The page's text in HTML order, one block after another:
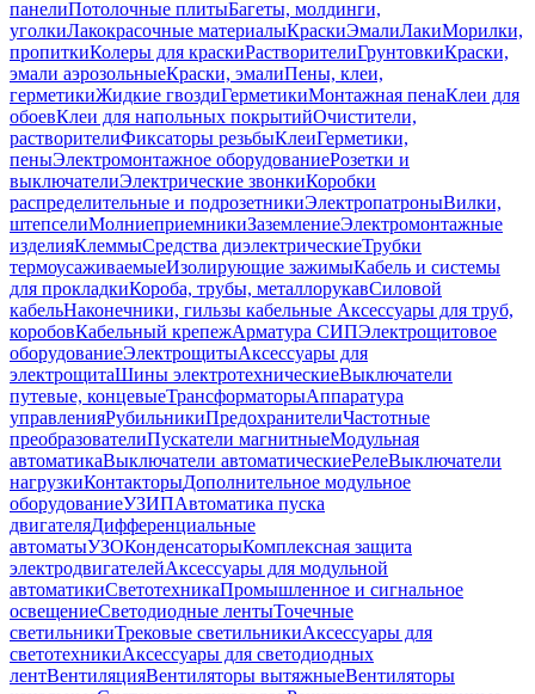
панелиПотолочные плитыБагеты, молдинги,
уголкиЛакокрасочные материалыКраскиЭмалиЛакиМорилки,
пропиткиКолеры для краскиРастворителиГрунтовкиКраски,
эмали аэрозольныеКраски, эмалиПены, клеи,
герметикиЖидкие гвоздиГерметикиМонтажная пенаКлеи для
обоевКлеи для напольных покрытийОчистители,
растворителиФиксаторы резьбыКлеиГерметики,
пеныЭлектромонтажное оборудованиеРозетки и
выключателиЭлектрические звонкиКоробки
распределительные и подрозетникиЭлектропатроныВилки,
штепселиМолниеприемникиЗаземлениеЭлектромонтажные
изделияКлеммыСредства диэлектрическиеТрубки
термоусаживаемыеИзолирующие зажимыКабель и системы
для прокладкиКороба, трубы, металлорукавСиловой
кабельНаконечники, гильзы кабельные Аксессуары для труб,
коробовКабельный крепежАрматура СИПЭлектрощитовое
оборудованиеЭлектрощитыАксессуары для
электрощитаШины электротехническиеВыключатели
путевые, концевыеТрансформаторыАппаратура
управленияРубильникиПредохранителиЧастотные
преобразователиПускатели магнитныеМодульная
автоматикаВыключатели автоматическиеРелеВыключатели
нагрузкиКонтакторыДополнительное модульное
оборудованиеУЗИПАвтоматика пуска
двигателяДифференциальные
автоматыУЗОКонденсаторыКомплексная защита
электродвигателейАксессуары для модульной
автоматикиСветотехникаПромышленное и сигнальное
освещениеСветодиодные лентыТочечные
светильникиТрековые светильникиАксессуары для
светотехникиАксессуары для светодиодных
лентВентиляцияВентиляторы вытяжныеВентиляторы